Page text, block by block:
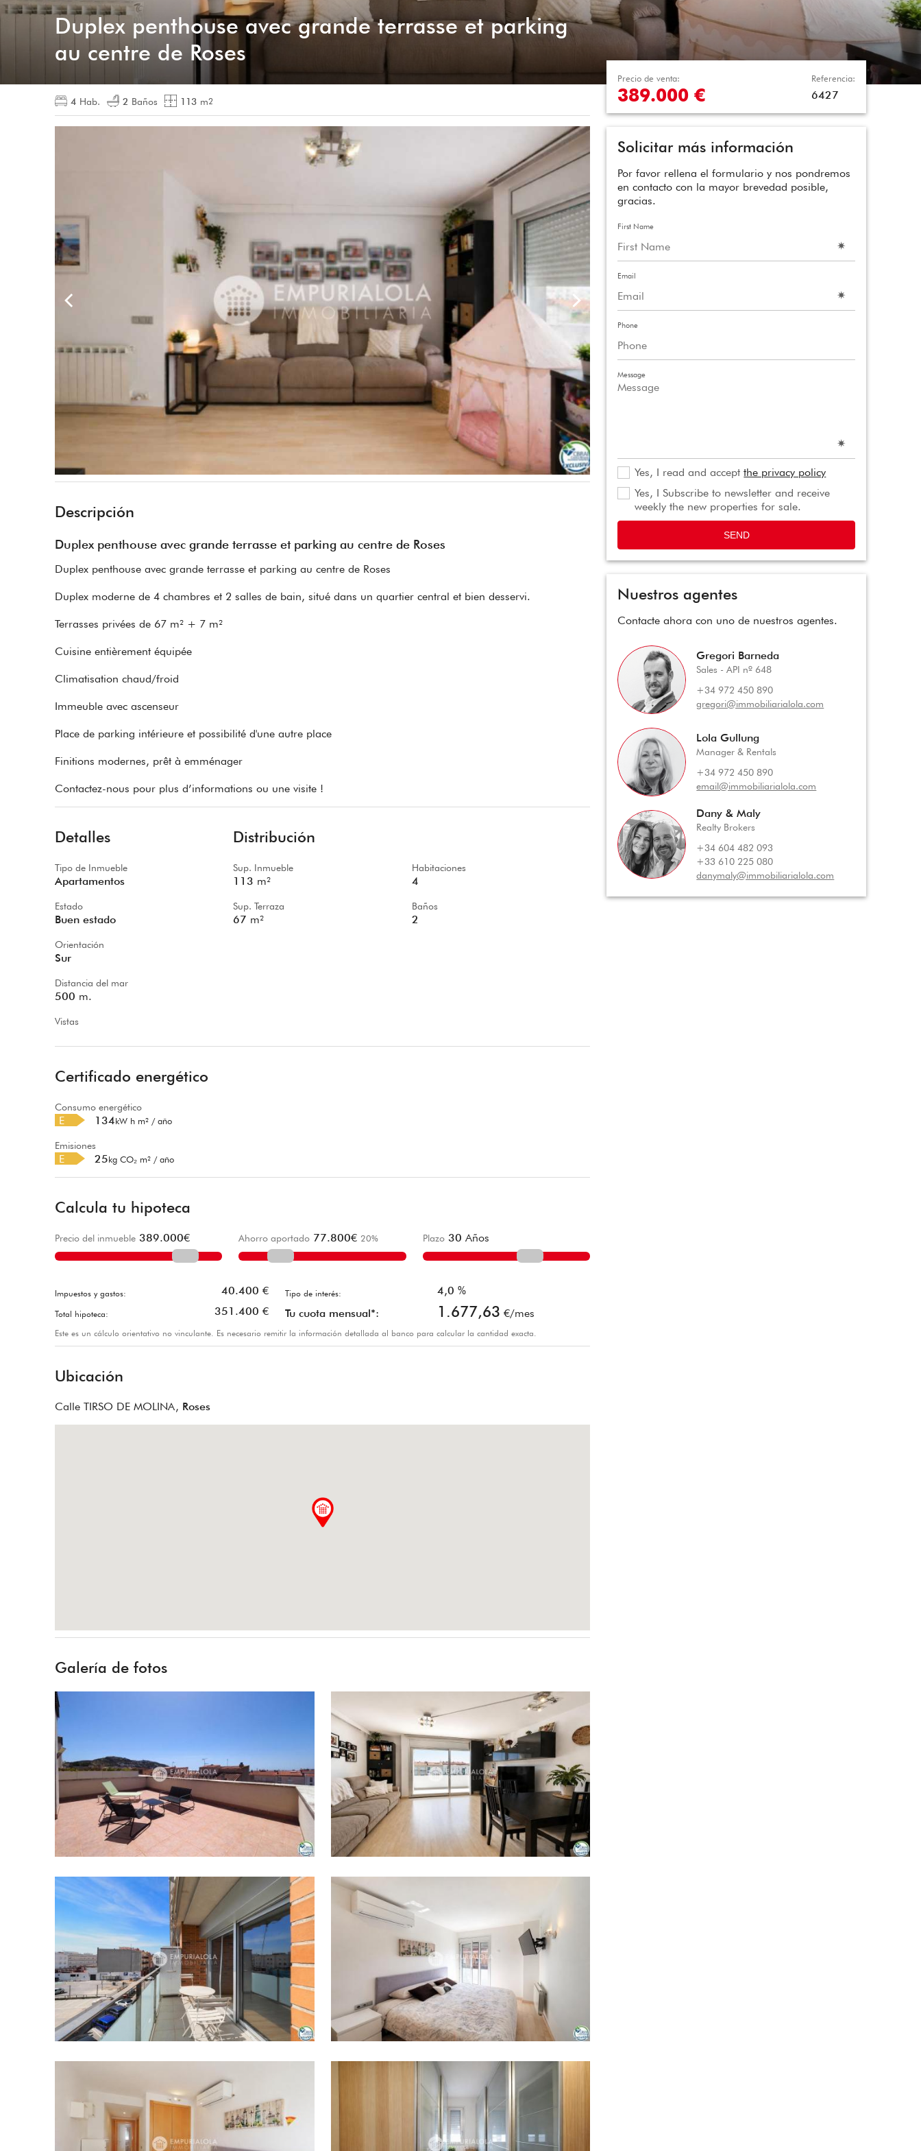
Duplex penthouse avec grande terrasse et parking
au centre de Roses
4 Hab. 2 Baños 113 m2
Descripción
Duplex penthouse avec grande terrasse et parking au centre de Roses
Duplex penthouse avec grande terrasse et parking au centre de Roses
Duplex moderne de 4 chambres et 2 salles de bain, situé dans un quartier central et bien desservi.
Terrasses privées de 67 m² + 7 m²
Cuisine entièrement équipée
Climatisation chaud/froid
Immeuble avec ascenseur
Place de parking intérieure et possibilité d'une autre place
Finitions modernes, prêt à emménager
Contactez-nous pour plus d’informations ou une visite !
Detalles
Tipo de Inmueble
Apartamentos
Estado
Buen estado
Orientación
Sur
Distancia del mar
500 m.
Vistas
Distribución
Sup. Inmueble
113 m²
Sup. Terraza
67 m²
Habitaciones
4
Baños
2
Certificado energético
Consumo energético
E 134kW h m² / año
Emisiones
E 25kg CO₂ m² / año
Calcula tu hipoteca
Precio del inmueble 389.000€ Ahorro aportado 77.800€ 20% Plazo 30 Años
Impuestos y gastos: 40.400 €
Total hipoteca: 351.400 €
Tipo de interés: 4,0 %
Tu cuota mensual*:
1.677,63 €/mes
Este es un cálculo orientativo no vinculante. Es necesario remitir la información detallada al banco para calcular la cantidad exacta.
Ubicación
Calle TIRSO DE MOLINA, Roses
Galería de fotos
Precio de venta:
389.000 €
Referencia:
6427
Solicitar más información
Por favor rellena el formulario y nos pondremos
en contacto con la mayor brevedad posible,
gracias.
First Name
Email
Phone
Message
Yes, I read and acceptthe privacy policy
Yes, I Subscribe to newsletter and receive
weekly the new properties for sale.
SEND
Nuestros agentes
Contacte ahora con uno de nuestros agentes.
Gregori Barneda
Sales - API nº 648
+34 972 450 890
gregori@immobiliarialola.com
Lola Gullung
Manager & Rentals
+34 972 450 890
email@immobiliarialola.com
Dany & Maly
Realty Brokers
+34 604 482 093
+33 610 225 080
danymaly@immobiliarialola.com